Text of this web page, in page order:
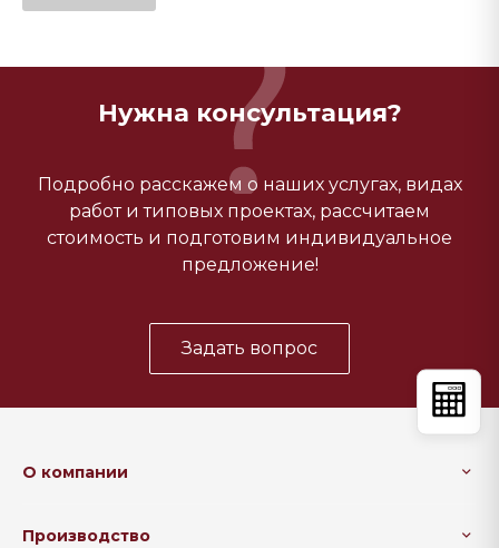
Нужна консультация?
Подробно расскажем о наших услугах, видах
работ и типовых проектах, рассчитаем
стоимость и подготовим индивидуальное
предложение!
Задать вопрос
О компании
Производство